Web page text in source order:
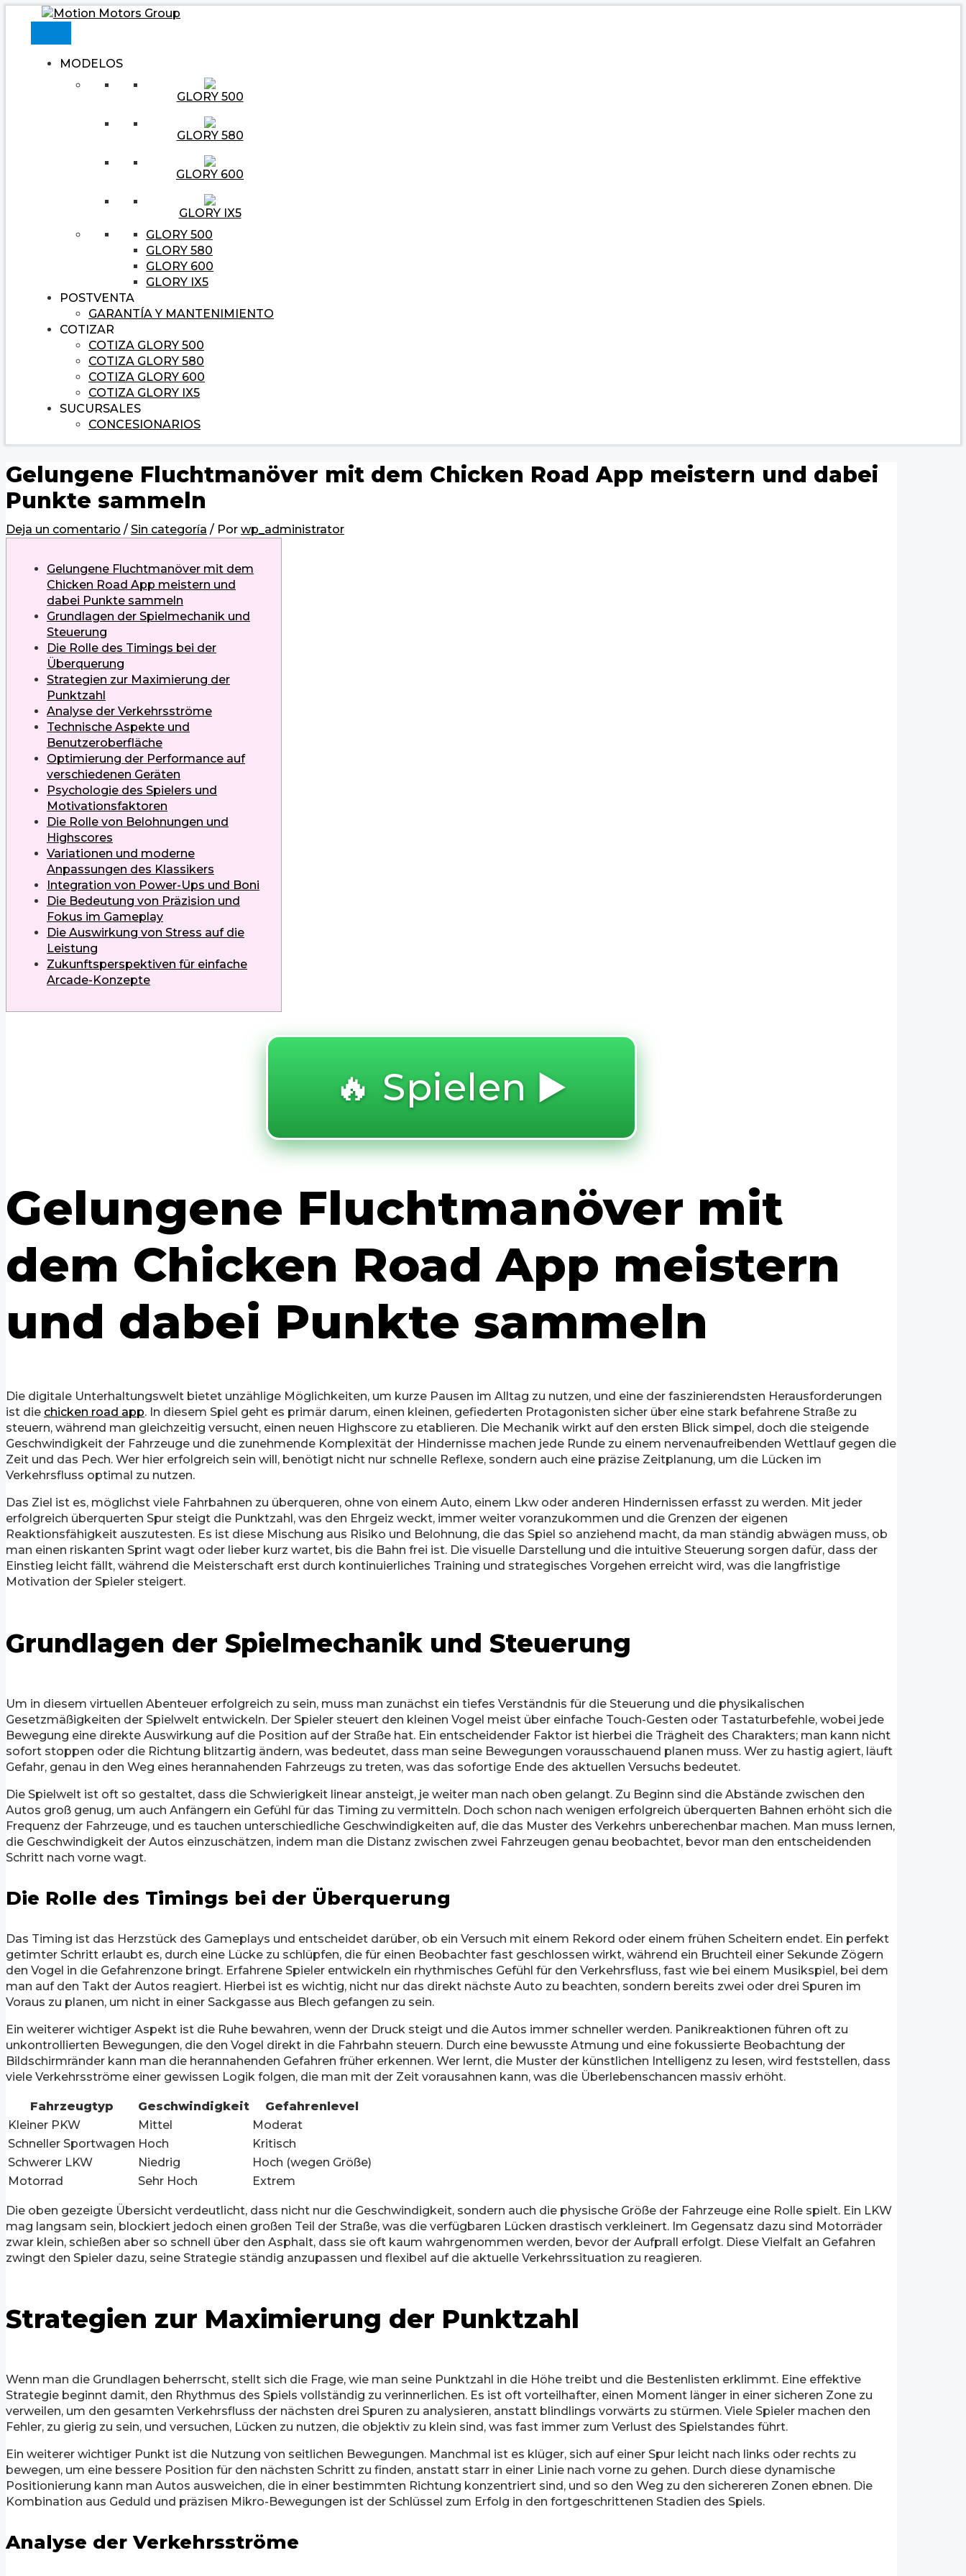
Ir
MODELOS
GLORY 500
GLORY 580
GLORY 600
GLORY IX5
GLORY 500
GLORY 580
GLORY 600
GLORY IX5
POSTVENTA
GARANTÍA Y MANTENIMIENTO
COTIZAR
COTIZA GLORY 500
COTIZA GLORY 580
COTIZA GLORY 600
COTIZA GLORY IX5
SUCURSALES
CONCESIONARIOS
Gelungene Fluchtmanöver mit dem Chicken Road App meistern und dabei
Punkte sammeln
Deja un comentario / Sin categoría / Por wp_administrator
Gelungene Fluchtmanöver mit dem
Chicken Road App meistern und
dabei Punkte sammeln
Grundlagen der Spielmechanik und
Steuerung
Die Rolle des Timings bei der
Überquerung
Strategien zur Maximierung der
Punktzahl
Analyse der Verkehrsströme
Technische Aspekte und
Benutzeroberfläche
Optimierung der Performance auf
verschiedenen Geräten
Psychologie des Spielers und
Motivationsfaktoren
Die Rolle von Belohnungen und
Highscores
Variationen und moderne
Anpassungen des Klassikers
Integration von Power-Ups und Boni
Die Bedeutung von Präzision und
Fokus im Gameplay
Die Auswirkung von Stress auf die
Leistung
Zukunftsperspektiven für einfache
Arcade-Konzepte
🔥 Spielen ▶️
Gelungene Fluchtmanöver mit
dem Chicken Road App meistern
und dabei Punkte sammeln
Die digitale Unterhaltungswelt bietet unzählige Möglichkeiten, um kurze Pausen im Alltag zu nutzen, und eine der faszinierendsten Herausforderungen
ist die chicken road app. In diesem Spiel geht es primär darum, einen kleinen, gefiederten Protagonisten sicher über eine stark befahrene Straße zu
steuern, während man gleichzeitig versucht, einen neuen Highscore zu etablieren. Die Mechanik wirkt auf den ersten Blick simpel, doch die steigende
Geschwindigkeit der Fahrzeuge und die zunehmende Komplexität der Hindernisse machen jede Runde zu einem nervenaufreibenden Wettlauf gegen die
Zeit und das Pech. Wer hier erfolgreich sein will, benötigt nicht nur schnelle Reflexe, sondern auch eine präzise Zeitplanung, um die Lücken im
Verkehrsfluss optimal zu nutzen.
Das Ziel ist es, möglichst viele Fahrbahnen zu überqueren, ohne von einem Auto, einem Lkw oder anderen Hindernissen erfasst zu werden. Mit jeder
erfolgreich überquerten Spur steigt die Punktzahl, was den Ehrgeiz weckt, immer weiter voranzukommen und die Grenzen der eigenen
Reaktionsfähigkeit auszutesten. Es ist diese Mischung aus Risiko und Belohnung, die das Spiel so anziehend macht, da man ständig abwägen muss, ob
man einen riskanten Sprint wagt oder lieber kurz wartet, bis die Bahn frei ist. Die visuelle Darstellung und die intuitive Steuerung sorgen dafür, dass der
Einstieg leicht fällt, während die Meisterschaft erst durch kontinuierliches Training und strategisches Vorgehen erreicht wird, was die langfristige
Motivation der Spieler steigert.
Grundlagen der Spielmechanik und Steuerung
Um in diesem virtuellen Abenteuer erfolgreich zu sein, muss man zunächst ein tiefes Verständnis für die Steuerung und die physikalischen
Gesetzmäßigkeiten der Spielwelt entwickeln. Der Spieler steuert den kleinen Vogel meist über einfache Touch-Gesten oder Tastaturbefehle, wobei jede
Bewegung eine direkte Auswirkung auf die Position auf der Straße hat. Ein entscheidender Faktor ist hierbei die Trägheit des Charakters; man kann nicht
sofort stoppen oder die Richtung blitzartig ändern, was bedeutet, dass man seine Bewegungen vorausschauend planen muss. Wer zu hastig agiert, läuft
Gefahr, genau in den Weg eines herannahenden Fahrzeugs zu treten, was das sofortige Ende des aktuellen Versuchs bedeutet.
Die Spielwelt ist oft so gestaltet, dass die Schwierigkeit linear ansteigt, je weiter man nach oben gelangt. Zu Beginn sind die Abstände zwischen den
Autos groß genug, um auch Anfängern ein Gefühl für das Timing zu vermitteln. Doch schon nach wenigen erfolgreich überquerten Bahnen erhöht sich die
Frequenz der Fahrzeuge, und es tauchen unterschiedliche Geschwindigkeiten auf, die das Muster des Verkehrs unberechenbar machen. Man muss lernen,
die Geschwindigkeit der Autos einzuschätzen, indem man die Distanz zwischen zwei Fahrzeugen genau beobachtet, bevor man den entscheidenden
Schritt nach vorne wagt.
Die Rolle des Timings bei der Überquerung
Das Timing ist das Herzstück des Gameplays und entscheidet darüber, ob ein Versuch mit einem Rekord oder einem frühen Scheitern endet. Ein perfekt
getimter Schritt erlaubt es, durch eine Lücke zu schlüpfen, die für einen Beobachter fast geschlossen wirkt, während ein Bruchteil einer Sekunde Zögern
den Vogel in die Gefahrenzone bringt. Erfahrene Spieler entwickeln ein rhythmisches Gefühl für den Verkehrsfluss, fast wie bei einem Musikspiel, bei dem
man auf den Takt der Autos reagiert. Hierbei ist es wichtig, nicht nur das direkt nächste Auto zu beachten, sondern bereits zwei oder drei Spuren im
Voraus zu planen, um nicht in einer Sackgasse aus Blech gefangen zu sein.
Ein weiterer wichtiger Aspekt ist die Ruhe bewahren, wenn der Druck steigt und die Autos immer schneller werden. Panikreaktionen führen oft zu
unkontrollierten Bewegungen, die den Vogel direkt in die Fahrbahn steuern. Durch eine bewusste Atmung und eine fokussierte Beobachtung der
Bildschirmränder kann man die herannahenden Gefahren früher erkennen. Wer lernt, die Muster der künstlichen Intelligenz zu lesen, wird feststellen, dass
viele Verkehrsströme einer gewissen Logik folgen, die man mit der Zeit vorausahnen kann, was die Überlebenschancen massiv erhöht.
Fahrzeugtyp Geschwindigkeit
Gefahrenlevel
Kleiner PKW
Mittel
Moderat
Schneller Sportwagen Hoch
Kritisch
Schwerer LKW
Niedrig
Hoch (wegen Größe)
Motorrad
Sehr Hoch Extrem
Die oben gezeigte Übersicht verdeutlicht, dass nicht nur die Geschwindigkeit, sondern auch die physische Größe der Fahrzeuge eine Rolle spielt. Ein LKW
mag langsam sein, blockiert jedoch einen großen Teil der Straße, was die verfügbaren Lücken drastisch verkleinert. Im Gegensatz dazu sind Motorräder
zwar klein, schießen aber so schnell über den Asphalt, dass sie oft kaum wahrgenommen werden, bevor der Aufprall erfolgt. Diese Vielfalt an Gefahren
zwingt den Spieler dazu, seine Strategie ständig anzupassen und flexibel auf die aktuelle Verkehrssituation zu reagieren.
Strategien zur Maximierung der Punktzahl
Wenn man die Grundlagen beherrscht, stellt sich die Frage, wie man seine Punktzahl in die Höhe treibt und die Bestenlisten erklimmt. Eine effektive
Strategie beginnt damit, den Rhythmus des Spiels vollständig zu verinnerlichen. Es ist oft vorteilhafter, einen Moment länger in einer sicheren Zone zu
verweilen, um den gesamten Verkehrsfluss der nächsten drei Spuren zu analysieren, anstatt blindlings vorwärts zu stürmen. Viele Spieler machen den
Fehler, zu gierig zu sein, und versuchen, Lücken zu nutzen, die objektiv zu klein sind, was fast immer zum Verlust des Spielstandes führt.
Ein weiterer wichtiger Punkt ist die Nutzung von seitlichen Bewegungen. Manchmal ist es klüger, sich auf einer Spur leicht nach links oder rechts zu
bewegen, um eine bessere Position für den nächsten Schritt zu finden, anstatt starr in einer Linie nach vorne zu gehen. Durch diese dynamische
Positionierung kann man Autos ausweichen, die in einer bestimmten Richtung konzentriert sind, und so den Weg zu den sichereren Zonen ebnen. Die
Kombination aus Geduld und präzisen Mikro-Bewegungen ist der Schlüssel zum Erfolg in den fortgeschrittenen Stadien des Spiels.
Analyse der Verkehrsströme
Navegación Escribe
aquí...
Nombre*
Correo
electrónico*
Web